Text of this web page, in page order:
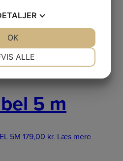
3 m
3M179,00kr. Læs mere
5 m
5M 179,00 kr. Læs mere
ALLE
OK